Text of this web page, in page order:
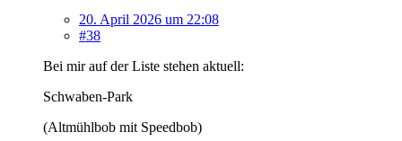
20. April 2026 um 22:08
#38
Bei mir auf der Liste stehen aktuell:
Schwaben-Park
(Altmühlbob mit Speedbob)